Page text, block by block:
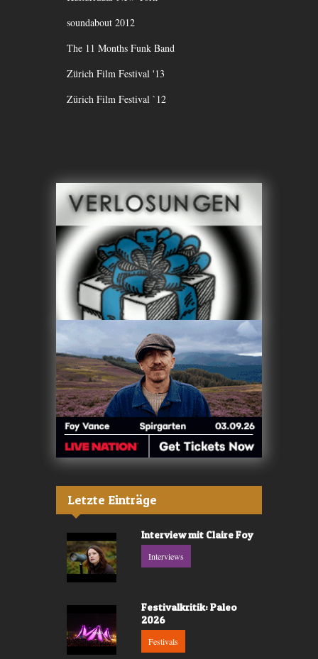
soundabout 2012
The 11 Months Funk Band
Zürich Film Festival '13
Zürich Film Festival `12
Letzte Einträge
Interview mit Claire Foy
Interviews
Festivalkritik: Paleo
2026
Festivals